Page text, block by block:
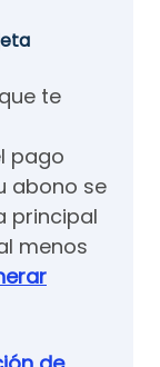
te
pago
abono se
principal
menos